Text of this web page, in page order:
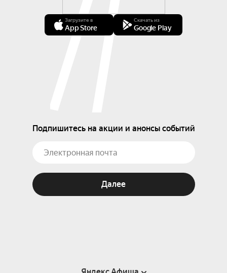
Загрузите в
App Store
Скачать из
Google Play
Подпишитесь на акции и анонсы событий
Далее